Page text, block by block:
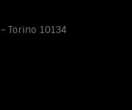
Torino 10134